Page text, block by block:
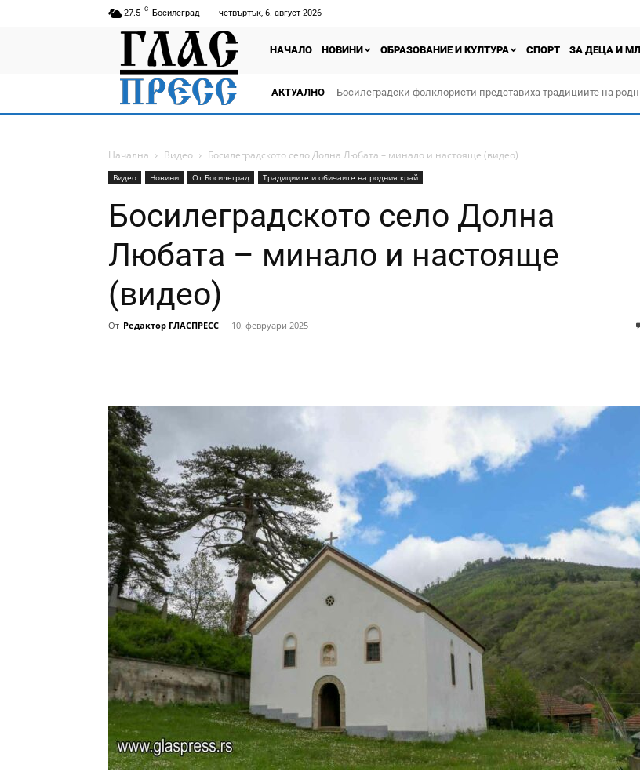
27.5 C Босилеград четвъртък, 6. август 2026
НАЧАЛО НОВИНИ ОБРАЗОВАНИЕ И КУЛТУРА СПОРТ ЗА ДЕЦА И
АКТУАЛНО
Босилеградски фолклористи представиха традициите на
творчество „Прођох Левач, прођох Шумадију“
Начална Видео Босилеградското село Долна Любата – минало и настояще (видео)
Видео Новини От Босилеград Традициите и обичаите на родния край
Босилеградското село Долна
Любата – минало и настояще
(видео)
От Редактор ГЛАСПРЕСС - 10. февруари 2025